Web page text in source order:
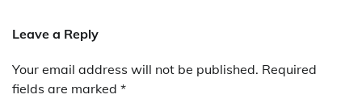
Leave a Reply
Your email address will not be published. Required
fields are marked *